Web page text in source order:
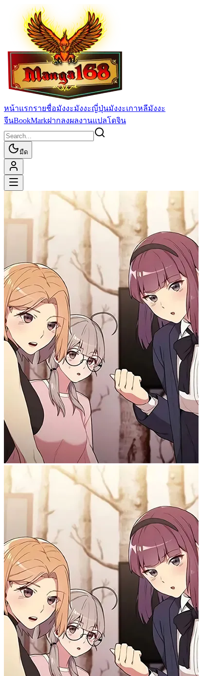
หน้าแรกรายชื่อมังงะมังงะญี่ปุ่นมังงะเกาหลีมังงะ
จีนBookMarkฝากลงผลงานแปลโดจิน
มืด